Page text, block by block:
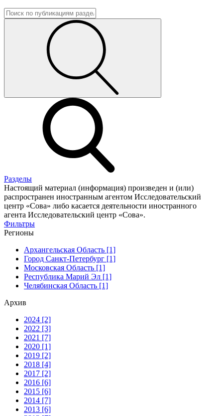
Разделы
Настоящий материал (информация) произведен и (или)
распространен иностранным агентом Исследовательский
центр «Сова» либо касается деятельности иностранного
агента Исследовательский центр «Сова».
Фильтры
Регионы
Архангельская Область [1]
Город Санкт-Петербург [1]
Московская Область [1]
Республика Марий Эл [1]
Челябинская Область [1]
Архив
2024 [2]
2022 [3]
2021 [7]
2020 [1]
2019 [2]
2018 [4]
2017 [2]
2016 [6]
2015 [6]
2014 [7]
2013 [6]